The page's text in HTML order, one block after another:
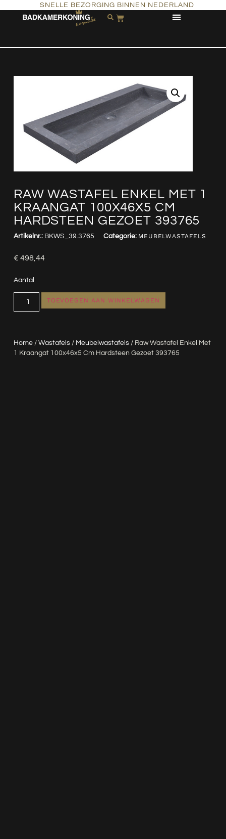
SNELLE BEZORGING BINNEN NEDERLAND
RAW WASTAFEL ENKEL MET 1
KRAANGAT 100X46X5 CM
HARDSTEEN GEZOET 393765
Home/ Wastafels/ Meubelwastafels/ Raw Wastafel Enkel Met
1 Kraangat 100x46x5 Cm Hardsteen Gezoet 393765
Artikelnr.: BKWS_39.3765 Categorie: MEUBELWASTAFELS
€ 498,44
Aantal
TOEVOEGEN AAN WINKELWAGEN